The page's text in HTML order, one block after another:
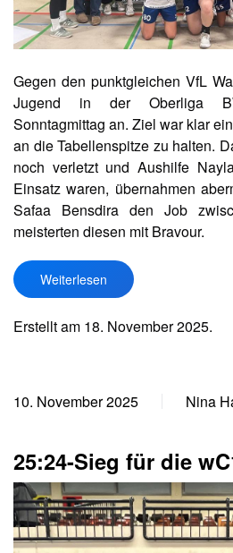
Gegen den punktgleichen VfL
Jugend in der Oberliga
Sonntagmittag an. Ziel war klar
an die Tabellenspitze zu halten.
noch verletzt und Aushilfe
Einsatz waren, übernahmen
Safaa Bensdira den Job
meisterten diesen mit Bravour.
Weiterlesen
Erstellt am 18. November 2025.
10. November 2025 Nina
25:24-Sieg für die